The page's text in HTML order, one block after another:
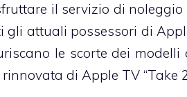
il servizio di noleggio
gli attuali possessori di
le scorte dei modelli
rinnovata di Apple TV “Take